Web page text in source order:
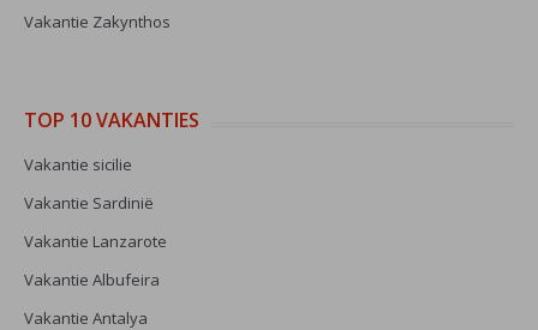
Vakantie Zakynthos
TOP 10 VAKANTIES
Vakantie sicilie
Vakantie Sardinië
Vakantie Lanzarote
Vakantie Albufeira
Vakantie Antalya